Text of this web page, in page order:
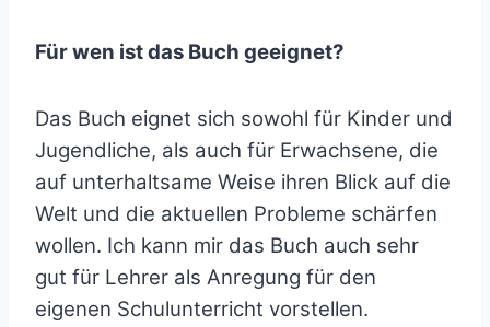
Für wen ist das Buch geeignet?
Das Buch eignet sich sowohl für Kinder und
Jugendliche, als auch für Erwachsene, die
auf unterhaltsame Weise ihren Blick auf die
Welt und die aktuellen Probleme schärfen
wollen. Ich kann mir das Buch auch sehr
gut für Lehrer als Anregung für den
eigenen Schulunterricht vorstellen.